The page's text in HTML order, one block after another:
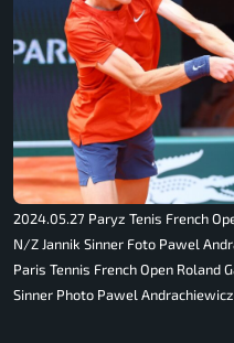
2024.05.27 Paryz Tenis French
N/Z Jannik Sinner Foto Pawel
Paris Tennis French Open Roland
Sinner Photo Pawel